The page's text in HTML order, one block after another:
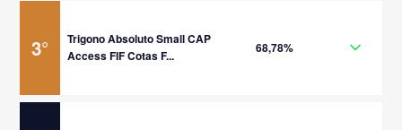
3°
Trigono Absoluto Small CAP
Access FIF Cotas F...
68,78%